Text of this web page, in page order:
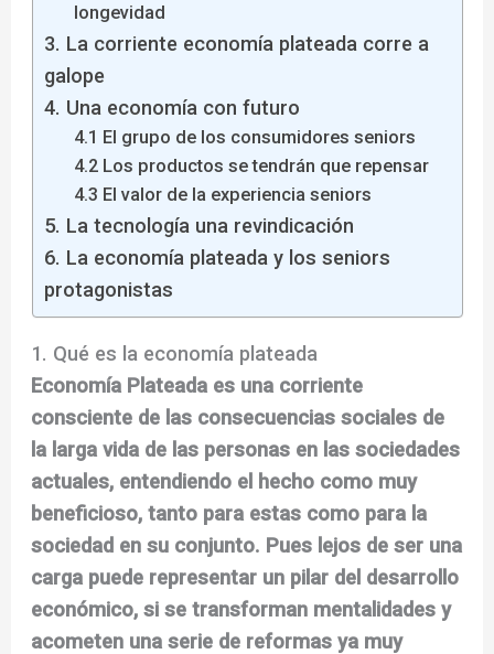
longevidad
3. La corriente economía plateada corre a
galope
4. Una economía con futuro
4.1 El grupo de los consumidores seniors
4.2 Los productos se tendrán que repensar
4.3 El valor de la experiencia seniors
5. La tecnología una revindicación
6. La economía plateada y los seniors
protagonistas
1. Qué es la economía plateada
Economía Plateada es una corriente
consciente de las consecuencias sociales de
la larga vida de las personas en las sociedades
actuales, entendiendo el hecho como muy
beneficioso, tanto para estas como para la
sociedad en su conjunto. Pues lejos de ser una
carga puede representar un pilar del desarrollo
económico, si se transforman mentalidades y
acometen una serie de reformas ya muy